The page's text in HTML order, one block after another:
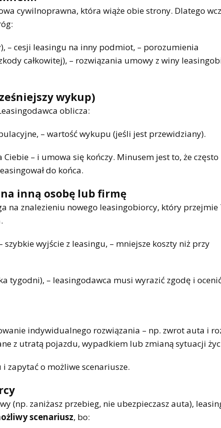
cywilnoprawna, która wiąże obie strony. Dlatego
– cesji leasingu na inny podmiot, – porozumienia
całkowitej), – rozwiązania umowy z winy
wykup)
oblicza:
– wartość wykupu (jeśli jest przewidziany).
– i umowa się kończy. Minusem jest to, że
do końca.
inną osobę lub firmę
na znalezieniu nowego leasingobiorcy, który przejmie
szybkie wyjście z leasingu, – mniejsze koszty niż przy
tygodni), – leasingodawca musi wyrazić zgodę i
indywidualnego rozwiązania – np. zwrot auta i
z utratą pojazdu, wypadkiem lub zmianą sytuacji
zapytać o możliwe scenariusze.
(np. zaniżasz przebieg, nie ubezpieczasz auta),
scenariusz, bo: